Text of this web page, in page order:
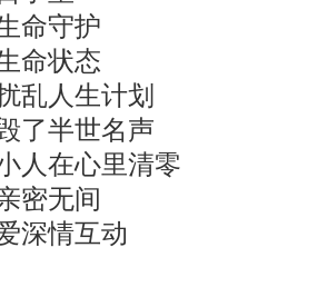
命守护
命状态
乱人生计划
了半世名声
人在心里清零
密无间
深情互动